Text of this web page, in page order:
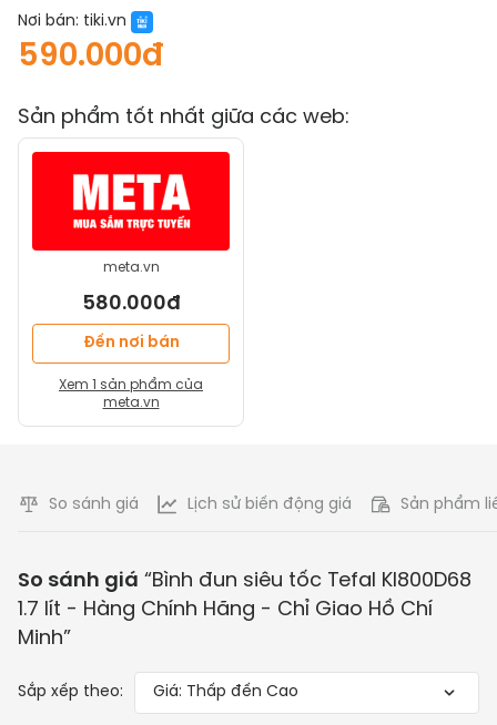
Nơi bán: tiki.vn
590.000đ
Sản phẩm tốt nhất giữa các web:
meta.vn
580.000đ
Đến nơi bán
Xem 1 sản phẩm của
meta.vn
So sánh giá Lịch sử biến động giá Sản phẩm
So sánh giá “Bình đun siêu tốc Tefal KI800D68
1.7 lít - Hàng Chính Hãng - Chỉ Giao Hồ Chí
Minh”
Sắp xếp theo: Giá: Thấp đến Cao